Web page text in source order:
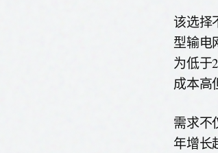
该选择
型输电
为低于
成本高
需求不
年增长